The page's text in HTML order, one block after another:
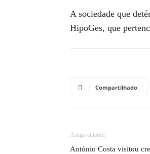
A sociedade que
HipoGes, que
Compartilhado
Artigo anterior
António Costa visitou